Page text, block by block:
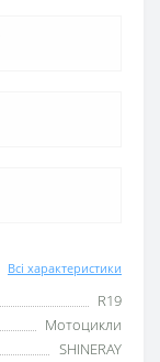
Всі характеристики
R19
Мотоцикли
SHINERAY